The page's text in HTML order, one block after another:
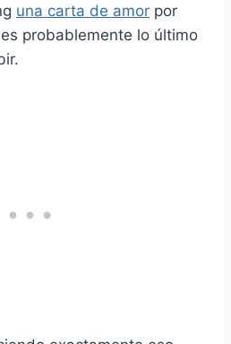
una carta de amor por
probablemente lo último